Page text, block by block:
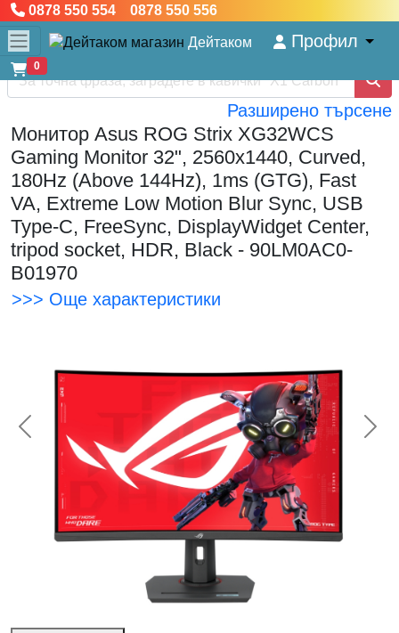
0878 550 554 0878 550 556
Дейтаком Профил
0
Разширено търсене
Монитор Asus ROG Strix XG32WCS
Gaming Monitor 32", 2560x1440, Curved,
180Hz (Above 144Hz), 1ms (GTG), Fast
VA, Extreme Low Motion Blur Sync, USB
Type-C, FreeSync, DisplayWidget Center,
tripod socket, HDR, Black - 90LM0AC0-
B01970
>>> Още характеристики
<< Предишна